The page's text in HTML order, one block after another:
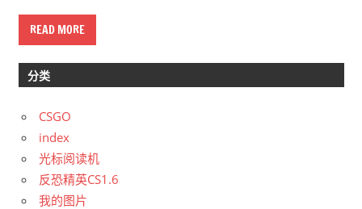
READ MORE
分类
CSGO
index
光标阅读机
反恐精英CS1.6
我的图片